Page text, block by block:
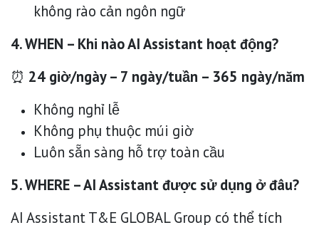
không rào cản ngôn ngữ
4. WHEN – Khi nào AI Assistant hoạt động?
⏰ 24 giờ/ngày – 7 ngày/tuần – 365 ngày/năm
Không nghỉ lễ
Không phụ thuộc múi giờ
Luôn sẵn sàng hỗ trợ toàn cầu
5. WHERE – AI Assistant được sử dụng ở đâu?
AI Assistant T&E GLOBAL Group có thể tích